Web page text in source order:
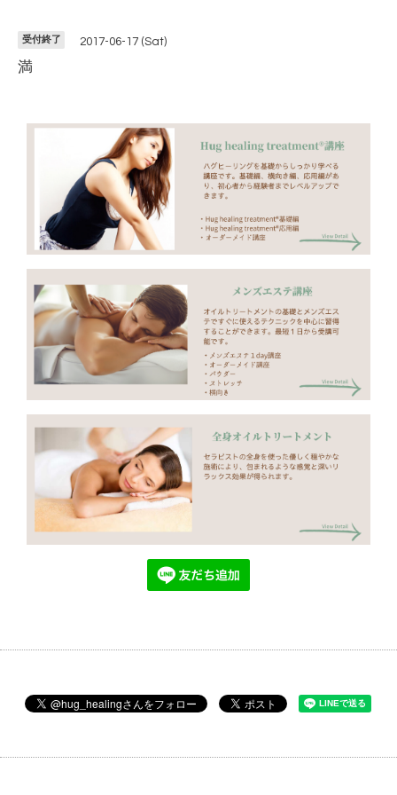
受付終了 2017-06-17 (Sat)
満